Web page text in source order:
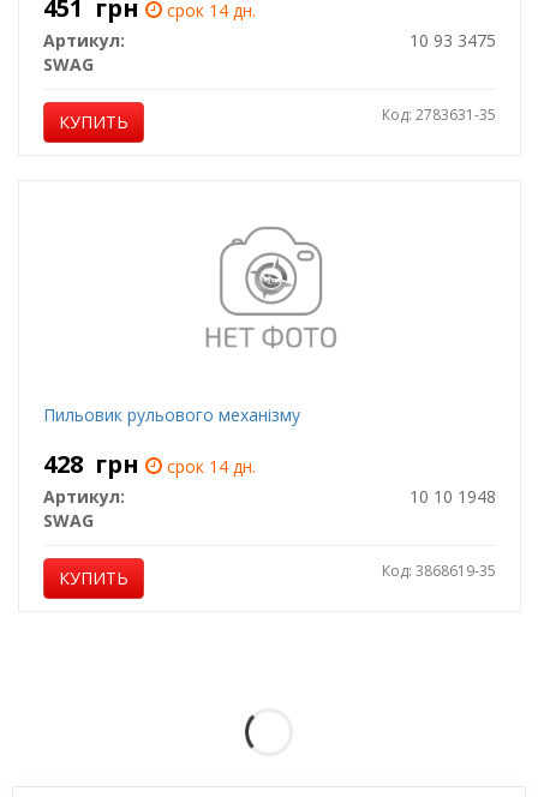
451 грн
срок 14 дн.
Артикул:
10 93 3475
SWAG
КУПИТЬ Код: 2783631-35
Пильовик рульового механізму
428 грн
срок 14 дн.
Артикул:
10 10 1948
SWAG
КУПИТЬ Код: 3868619-35